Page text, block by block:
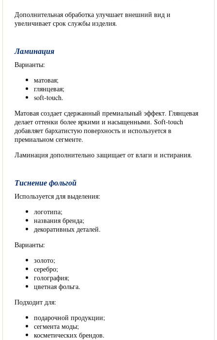
Дополнительная обработка улучшает внешний вид и
увеличивает срок службы изделия.
Ламинация
Варианты:
матовая;
глянцевая;
soft-touch.
Матовая создает сдержанный премиальный эффект. Глянцевая
делает оттенки более яркими и насыщенными. Soft-touch
добавляет бархатистую поверхность и используется в
премиальном сегменте.
Ламинация дополнительно защищает от влаги и истирания.
Тиснение фольгой
Используется для выделения:
логотипа;
названия бренда;
декоративных деталей.
Варианты:
золото;
серебро;
голография;
цветная фольга.
Подходит для:
подарочной продукции;
сегмента моды;
косметических брендов.